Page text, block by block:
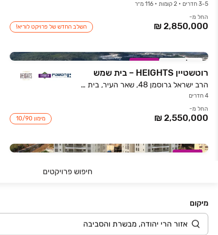
חיפוש פרויקטים
מיקום
3-5 חדרים • 2 קומות • 116 מ״ר
החל מ-
השלב החדש של פרויקט לוריא!
אכלוס קרוב במבצע
רוטשטיין HEIGHTS – בית שמש
הרב ישראל גרוסמן 48, שאר העיר, בית שמש
4 חדרים
החל מ-
מימון 10/90
במבצע